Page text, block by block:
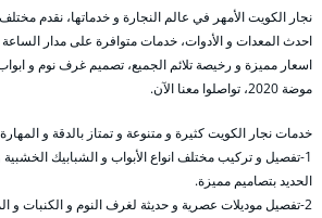
نجار الكويت الأمهر في عالم النجارة و خدماتها، نقدم مختلف
احدث المعدات و الأدوات، خدمات متوافرة على مدار
اسعار مميزة و رخيصة تلائم الجميع، تصميم غرف نوم و
موضة 2020، تواصلوا معنا الآن.
خدمات نجار الكويت كثيرة و متنوعة و تمتاز بالدقة و
1-تفصيل و تركيب مختلف انواع الأبواب و الشبابيك الخشبية
الحديد بتصاميم مميزة.
2-تفصيل موديلات عصرية و حديثة لغرف النوم و الكنبات و المجالس و الديوانيات.